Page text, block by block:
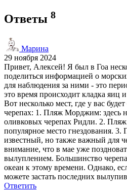
Ответы 8
Марина
29 ноября 2024
Привет, Алексей! Я был в Гоа
поделиться информацией о
для наблюдения за ними - это
это время происходит кладка яиц
Вот несколько мест, где у вас
черепах: 1. Пляж Морджим: здесь
оливковых черепах Ридли. 2.
популярное место гнездования. 3.
известный, но также важный для
внимание, что в мае уже
вылуплением. Большинство
океан к этому времени. Однако,
можете застать последних
Ответить